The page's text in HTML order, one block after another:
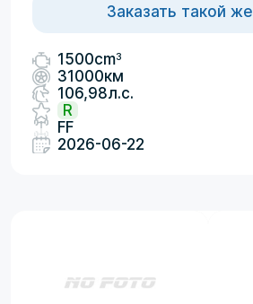
Заказать такой же
1500cm3
31000км
106,98л.с.
R
FF
2026-06-22